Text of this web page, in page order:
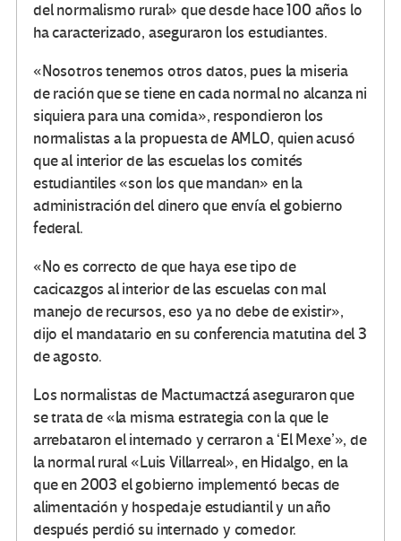
del normalismo rural» que desde hace 100 años lo
ha caracterizado, aseguraron los estudiantes.
«Nosotros tenemos otros datos, pues la miseria
de ración que se tiene en cada normal no alcanza ni
siquiera para una comida», respondieron los
normalistas a la propuesta de AMLO, quien acusó
que al interior de las escuelas los comités
estudiantiles «son los que mandan» en la
administración del dinero que envía el gobierno
federal.
«No es correcto de que haya ese tipo de
cacicazgos al interior de las escuelas con mal
manejo de recursos, eso ya no debe de existir»,
dijo el mandatario en su conferencia matutina del 3
de agosto.
Los normalistas de Mactumactzá aseguraron que
se trata de «la misma estrategia con la que le
arrebataron el internado y cerraron a ‘El Mexe’», de
la normal rural «Luis Villarreal», en Hidalgo, en la
que en 2003 el gobierno implementó becas de
alimentación y hospedaje estudiantil y un año
después perdió su internado y comedor.